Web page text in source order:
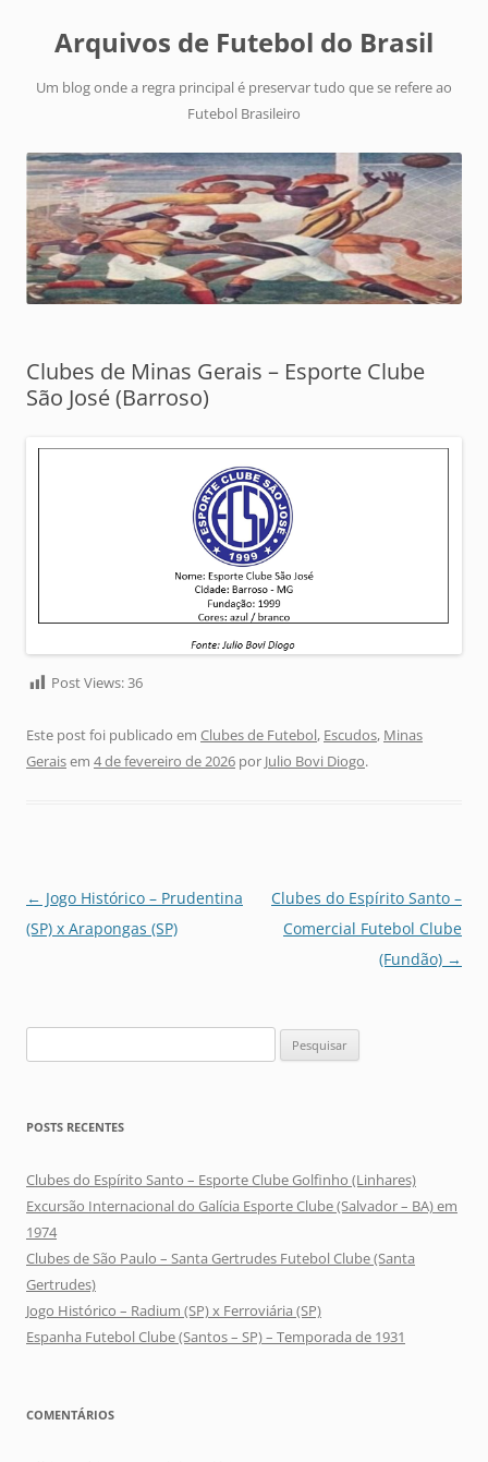
Arquivos de Futebol do Brasil
Um blog onde a regra principal é preservar tudo que se refere ao
Futebol Brasileiro
Clubes de Minas Gerais – Esporte Clube
São José (Barroso)
Post Views:36
Este post foi publicado em Clubes de Futebol, Escudos, Minas
Geraisem 4 de fevereiro de 2026 por Julio Bovi Diogo.
Navegação
de
← Jogo Histórico – Prudentina
(SP) x Arapongas (SP)
Clubes do Espírito Santo –
Comercial Futebol Clube
(Fundão) →
por:
POSTS RECENTES
Clubes do Espírito Santo – Esporte Clube Golfinho (Linhares)
Excursão Internacional do Galícia Esporte Clube (Salvador – BA) em
1974
Clubes de São Paulo – Santa Gertrudes Futebol Clube (Santa
Gertrudes)
Jogo Histórico – Radium (SP) x Ferroviária (SP)
Espanha Futebol Clube (Santos – SP) – Temporada de 1931
COMENTÁRIOS